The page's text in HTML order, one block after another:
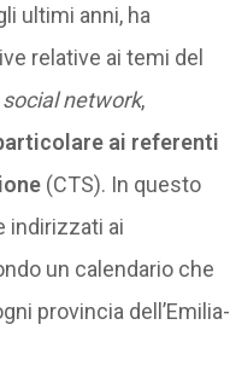
ultimi anni, ha
relative ai temi del
social network,
ai referenti
(CTS). In questo
indirizzati ai
un calendario che
provincia dell’Emilia-